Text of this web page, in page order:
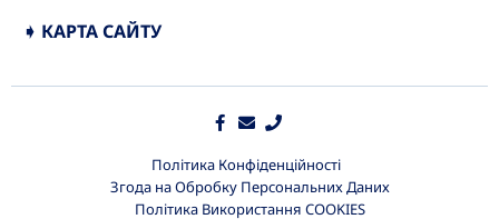
➧ КАРТА САЙТУ
Політика Конфіденційності
Згода на Обробку Персональних Даних
Політика Використання COOKIES